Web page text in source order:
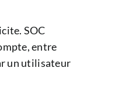
SOC
entre
un utilisateur